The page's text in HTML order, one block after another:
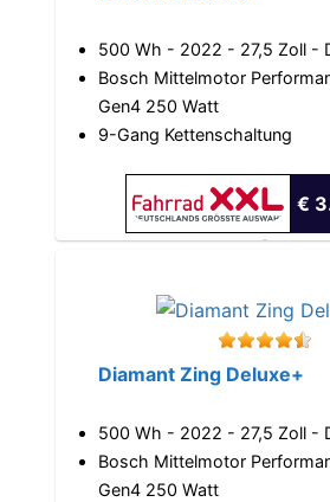
500 Wh - 2022 - 27,5 Zoll -
Bosch Mittelmotor
Gen4 250 Watt
9-Gang Kettenschaltung
€
Diamant Zing Deluxe+
500 Wh - 2022 - 27,5 Zoll -
Bosch Mittelmotor
Gen4 250 Watt